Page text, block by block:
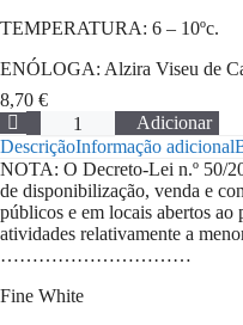
TEMPERATURA: 6 – 10ºc.
ENÓLOGA: Alzira Viseu de
8,70 €
Quantidade
de
Vinho
do
Porto
fine
Adicionar
DescriçãoInformação adicional
NOTA: O Decreto-Lei n.º 50/
de disponibilização, venda e
públicos e em locais abertos
atividades relativamente a
…………………………
Fine White